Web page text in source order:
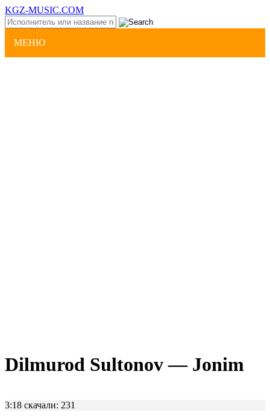
KGZ-MUSIC.COM
МЕНЮ
Dilmurod Sultonov — Jonim
3:18 скачали: 231